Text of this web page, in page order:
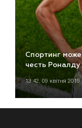
Спортинг
честь Роналду
13:42, 09 квітня 2019